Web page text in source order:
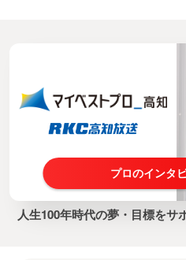
プロのインタ
人生100年時代の夢・目標をサ